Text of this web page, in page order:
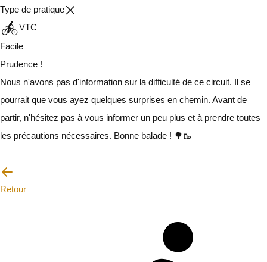
Type de pratique
VTC
Facile
Prudence !
Nous n'avons pas d'information sur la difficulté de ce circuit. Il se
pourrait que vous ayez quelques surprises en chemin. Avant de
partir, n'hésitez pas à vous informer un peu plus et à prendre toutes
les précautions nécessaires. Bonne balade ! 🌳🥾
Retour